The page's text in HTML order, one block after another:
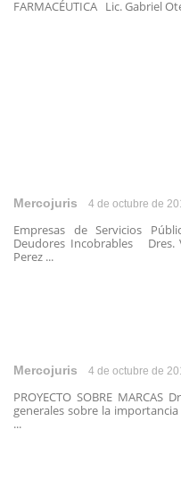
FARMACÉUTICA Lic. Gabriel
Mercojuris 4 de octubre de
Empresas de Servicios
Deudores Incobrables Dres.
Perez ...
Mercojuris 4 de octubre de
PROYECTO SOBRE
generales sobre la
...